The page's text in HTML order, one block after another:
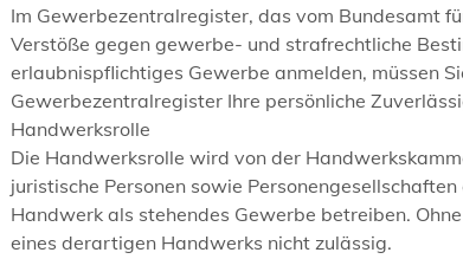
Im Gewerbezentralregister, das vom Bundesamt
Verstöße gegen gewerbe- und strafrechtliche
erlaubnispflichtiges Gewerbe anmelden, müssen
Gewerbezentralregister Ihre persönliche
Handwerksrolle
Die Handwerksrolle wird von der
juristische Personen sowie
Handwerk als stehendes Gewerbe betreiben.
eines derartigen Handwerks nicht zulässig.